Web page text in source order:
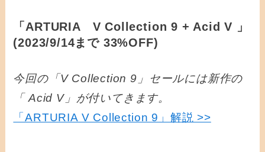
「ARTURIA V Collection 9 + Acid V 」
(2023/9/14まで 33%OFF)
今回の「V Collection 9」セールには新作の
「 Acid V」が付いてきます。
「ARTURIA V Collection 9」解説 >>